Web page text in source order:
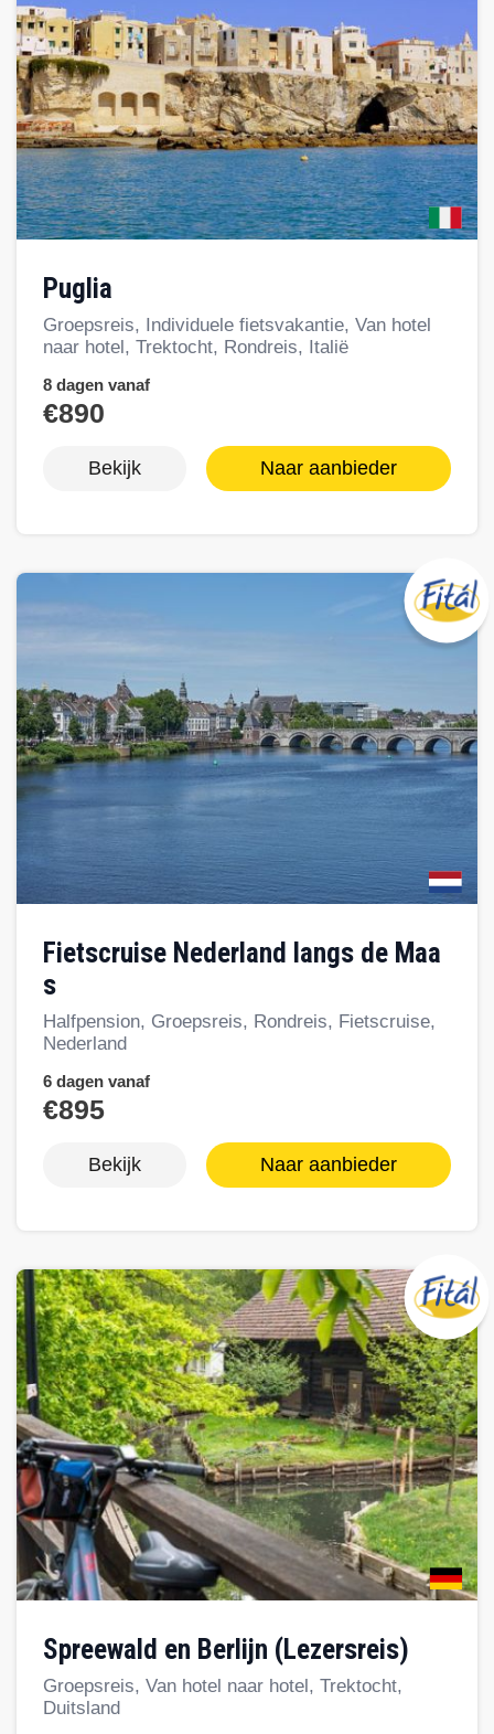
Puglia
Groepsreis, Individuele fietsvakantie, Van hotel
naar hotel, Trektocht, Rondreis, Italië
8 dagen vanaf
€890
Bekijk Naar aanbieder
Fietscruise Nederland langs de Maa
s
Halfpension, Groepsreis, Rondreis, Fietscruise,
Nederland
6 dagen vanaf
€895
Bekijk Naar aanbieder
Spreewald en Berlijn (Lezersreis)
Groepsreis, Van hotel naar hotel, Trektocht,
Duitsland